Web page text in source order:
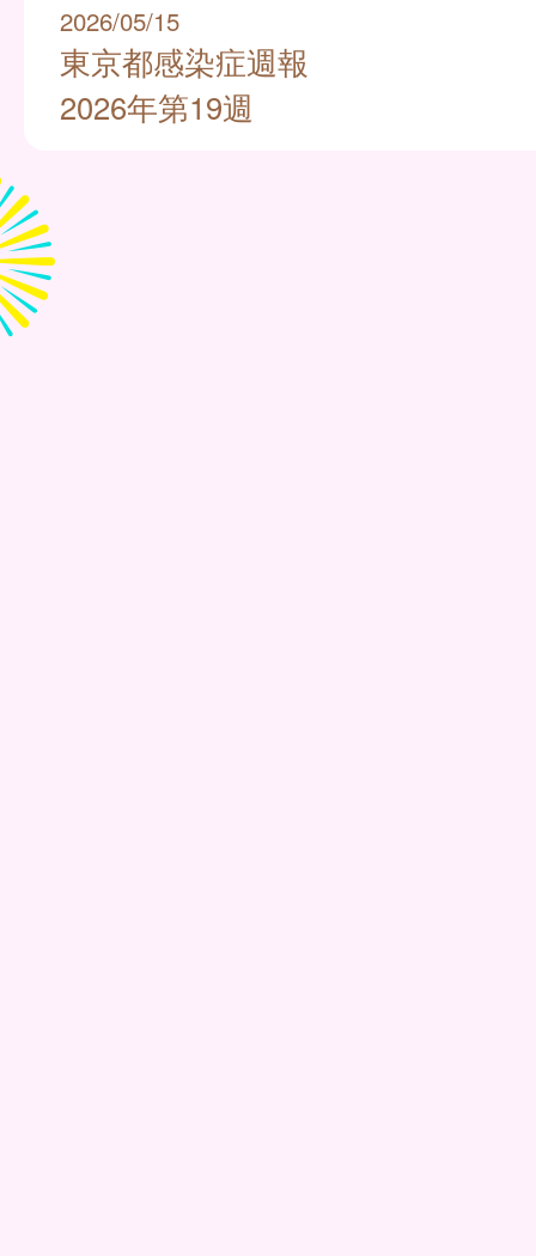
2026/05/15
東京都感染症週報
2026年第19週